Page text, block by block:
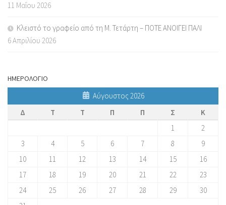
11 Μαΐου 2026
Κλειστό το γραφείο από τη Μ. Τετάρτη – ΠΟΤΕ ΑΝΟΙΓΕΙ ΠΑΛΙ
6 Απριλίου 2026
ΗΜΕΡΟΛΟΓΙΟ
Αύγουστος 2026
Δ
Τ Τ Π Π Σ
Κ
1
2
3
4 5 6 7 8
9
10
11 12 13 14 15
16
17
18 19 20 21 22
23
24
25 26 27 28 29
30